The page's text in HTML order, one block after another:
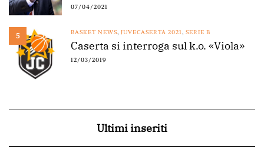
07/04/2021
5 BASKET NEWS, JUVECASERTA 2021, SERIE B
Caserta si interroga sul k.o. «Viola»
12/03/2019
Ultimi inseriti